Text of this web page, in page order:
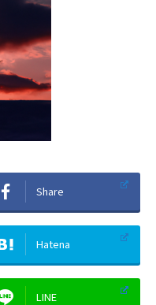
Share
Hatena
LINE